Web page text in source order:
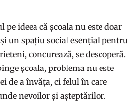
pe ideea că școala nu este doar
un spațiu social esențial pentru
concurează, se descoperă.
școala, problema nu este
de a învăța, ci felul în care
nevoilor și așteptărilor.